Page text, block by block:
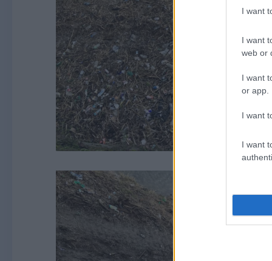
I want
I want
web or
I want
or app.
I want
I want